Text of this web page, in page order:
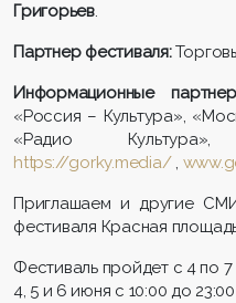
Григорьев.
Партнер фестиваля:
Информационные
«Россия – Культура»,
«Радио
https://gorky.media/,
Приглашаем и другие
фестиваля Красная
Фестиваль пройдет с 4 по
4, 5 и 6 июня с 10:00 до 23:00